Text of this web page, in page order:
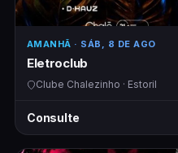
AMANHÃ · SÁB, 8 DE AGO
Eletroclub
Clube Chalezinho · Estoril
Consulte